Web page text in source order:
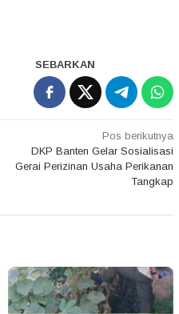
SEBARKAN
Pos berikutnya
DKP Banten Gelar Sosialisasi
Gerai Perizinan Usaha Perikanan
Tangkap